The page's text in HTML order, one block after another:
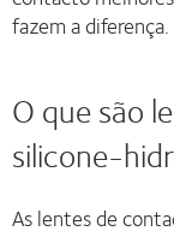
fazem a diferença.
O que são
silicone-
As lentes de